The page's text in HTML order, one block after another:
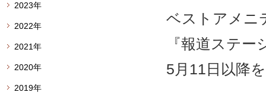
ベストアメニ
『報道ステ
5月11日以降
2023年
2022年
2021年
2020年
2019年